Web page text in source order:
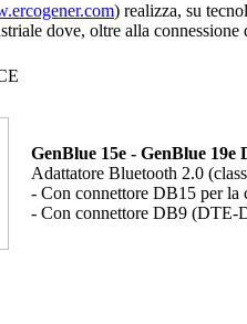
) realizza, su
dove, oltre alla
GenBlue 15e - GenBlue
Adattatore Bluetooth 2.0
- Con connettore DB15 per la
- Con connettore DB9 (DTE-